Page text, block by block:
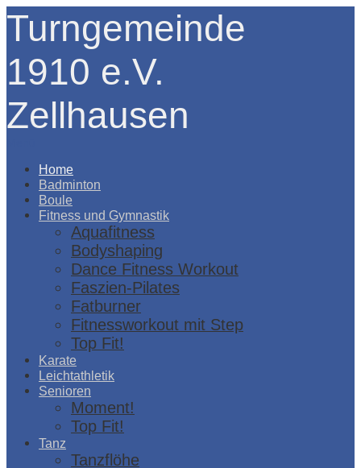
Turngemeinde
1910 e.V.
Zellhausen
Home
Badminton
Boule
Fitness und Gymnastik
Aquafitness
Bodyshaping
Dance Fitness Workout
Faszien-Pilates
Fatburner
Fitnessworkout mit Step
Top Fit!
Karate
Leichtathletik
Senioren
Moment!
Top Fit!
Tanz
Tanzflöhe